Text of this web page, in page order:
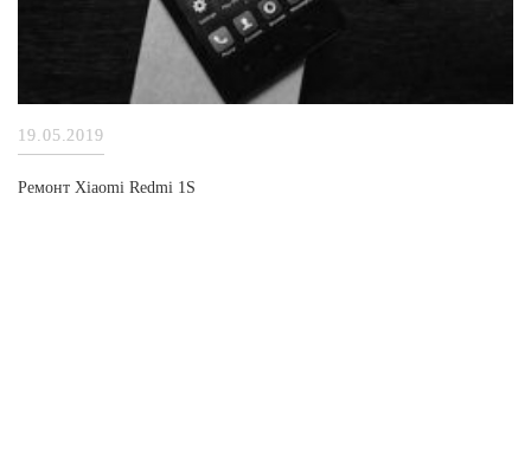
19.05.2019
Ремонт Xiaomi Redmi 1S